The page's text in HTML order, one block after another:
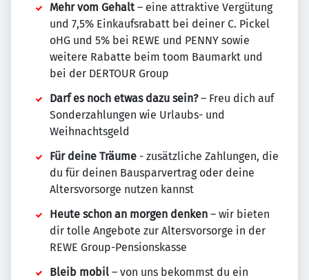
Mehr vom Gehalt– eine attraktive Vergütung
und 7,5% Einkaufsrabatt bei deiner C. Pickel
oHG und 5% bei REWE und PENNY sowie
weitere Rabatte beim toom Baumarkt und
bei der DERTOUR Group
Darf es noch etwas dazu sein?– Freu dich auf
Sonderzahlungen wie Urlaubs- und
Weihnachtsgeld
Für deine Träume - zusätzliche Zahlungen, die
du für deinen Bausparvertrag oder deine
Altersvorsorge nutzen kannst
Heute schon an morgen denken – wir bieten
dir tolle Angebote zur Altersvorsorge in der
REWE Group-Pensionskasse
Bleib mobil – von uns bekommst du ein